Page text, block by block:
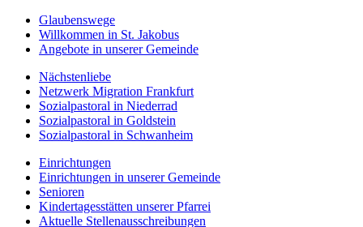
Glaubenswege
Willkommen in St. Jakobus
Angebote in unserer Gemeinde
Nächstenliebe
Netzwerk Migration Frankfurt
Sozialpastoral in Niederrad
Sozialpastoral in Goldstein
Sozialpastoral in Schwanheim
Einrichtungen
Einrichtungen in unserer Gemeinde
Senioren
Kindertagesstätten unserer Pfarrei
Aktuelle Stellenausschreibungen